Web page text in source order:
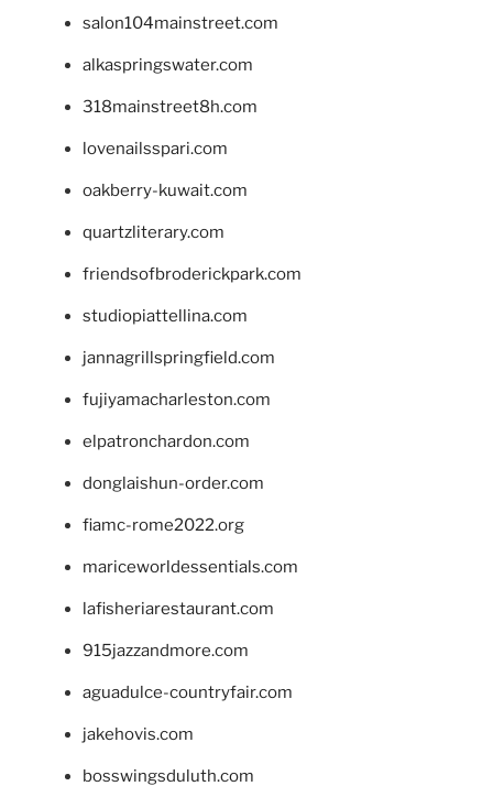
salon104mainstreet.com
alkaspringswater.com
318mainstreet8h.com
lovenailsspari.com
oakberry-kuwait.com
quartzliterary.com
friendsofbroderickpark.com
studiopiattellina.com
jannagrillspringfield.com
fujiyamacharleston.com
elpatronchardon.com
donglaishun-order.com
fiamc-rome2022.org
mariceworldessentials.com
lafisheriarestaurant.com
915jazzandmore.com
aguadulce-countryfair.com
jakehovis.com
bosswingsduluth.com